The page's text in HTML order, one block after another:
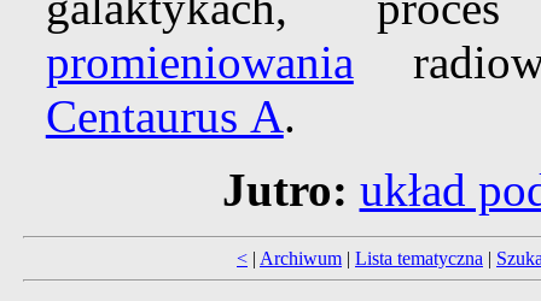
promieniowania
Centaurus A.
Jutro: układ
< | Archiwum | Lista tematyczna |